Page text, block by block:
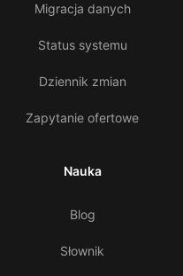
Migracja danych
Status systemu
Dziennik zmian
Zapytanie ofertowe
Nauka
Blog
Słownik